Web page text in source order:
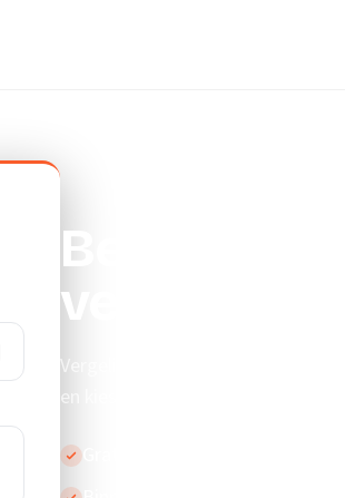
Beste
vergelijk en
Vergelijk de beste loodgieters in
en kies de loodgieter die bij je past.
Gratis en vrijblijvend